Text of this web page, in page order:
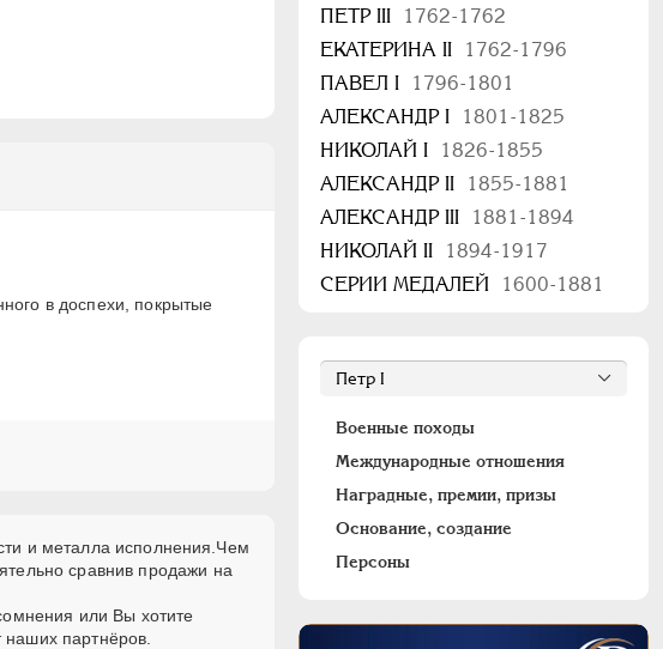
в доспехи, покрытые
и металла исполнения.Чем
сравнив продажи на
или Вы хотите
партнёров.
ПЕТР III
1762-1762
ЕКАТЕРИНА II
1762-1796
ПАВЕЛ I
1796-1801
АЛЕКСАНДР I
1801-1825
НИКОЛАЙ I
1826-1855
АЛЕКСАНДР II
1855-1881
АЛЕКСАНДР III
1881-1894
НИКОЛАЙ II
1894-1917
СЕРИИ МЕДАЛЕЙ
1600-1881
Военные походы
Международные отношения
Наградные, премии, призы
Основание, создание
Персоны